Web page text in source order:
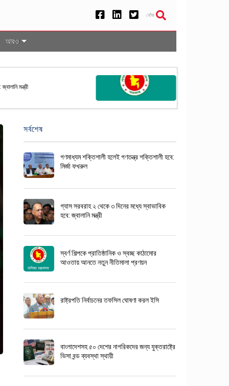
খোঁজ
আরও
নির্বাচনের তফসিল ঘোষণা করল ইসি
সর্বশেষ
গণমাধ্যম শক্তিশালী হলেই গণতন্ত্র শক্তিশালী হবে:
মির্জা ফখরুল
গ্যাস সরবরাহ ২ থেকে ৩ দিনের মধ্যে স্বাভাবিক
হবে: জ্বালানি মন্ত্রী
স্বর্ণ শিল্পকে প্রাতিষ্ঠানিক ও স্বচ্ছ কাঠামোর
আওতায় আনতে নতুন নীতিমালা প্রণয়ন
রাষ্ট্রপতি নির্বাচনের তফসিল ঘোষণা করল ইসি
বাংলাদেশসহ ৫০ দেশের নাগরিকদের জন্য যুক্তরাষ্ট্রে
ভিসা বন্ড ব্যবস্থা স্থায়ী